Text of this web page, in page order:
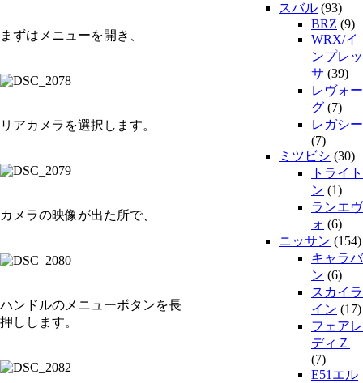
まずはメニューを開き、
リアカメラを選択します。
カメラの映像が出た所で、
ハンドルのメニューボタンを長
押しします。
スバル (93)
BRZ (9)
WRX/イ
ンプレッ
サ (39)
レヴォー
グ (7)
レガシー
(7)
ミツビシ (30)
トライト
ン (1)
ランエヴ
ォ (6)
ニッサン (154)
キャラバ
ン (6)
スカイラ
イン (17)
フェアレ
ディＺ
(7)
E51エル